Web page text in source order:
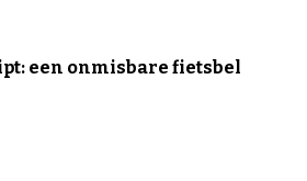
een onmisbare fietsbel